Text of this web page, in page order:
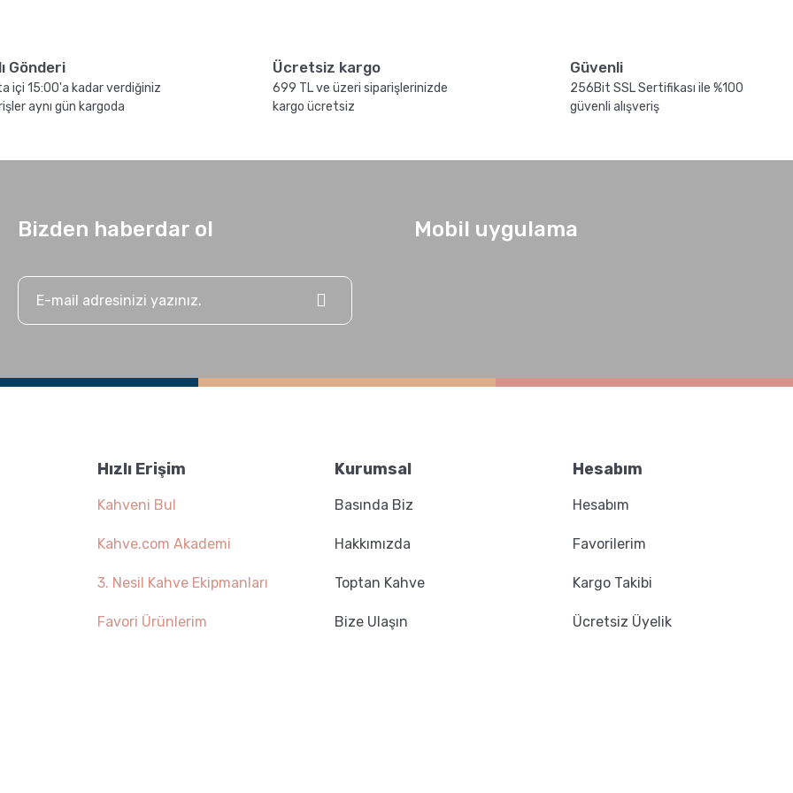
Yapılır ?
Aero Press ile Nasıl Kahve
Kahve Değirmeni Compact N
Hario Yalıtımlı Servis Sürahisi 800 ML Beyaz Hario Yalıtımlı Servis Sürahisi 800 ML Siyah
Hario V60 02 Kahve Demleme Seti Gri
Siyah Seramik Mug
334,82 TL
COOK Premium Filtre Kahve Kağıdı - Ebat 4
Gönderi
içi 15:00'a kadar verdiğiniz
aynı gün kargoda
Ücretsiz kargo
699 TL ve üzeri siparişlerinizde
kargo ücretsiz
Güvenli
256Bit SSL Sertifikası ile %100
güvenli alışveriş
Bizden haberdar ol Mobil uygulama
Hızlı Erişim
Kahveni Bul
Kahve.com Akademi
3. Nesil Kahve Ekipmanları
Favori Ürünlerim
Kurumsal
Basında Biz
Hakkımızda
Toptan Kahve
Bize Ulaşın
Hesabım
Hesabım
Favorilerim
Kargo Takibi
Ücretsiz Üyelik